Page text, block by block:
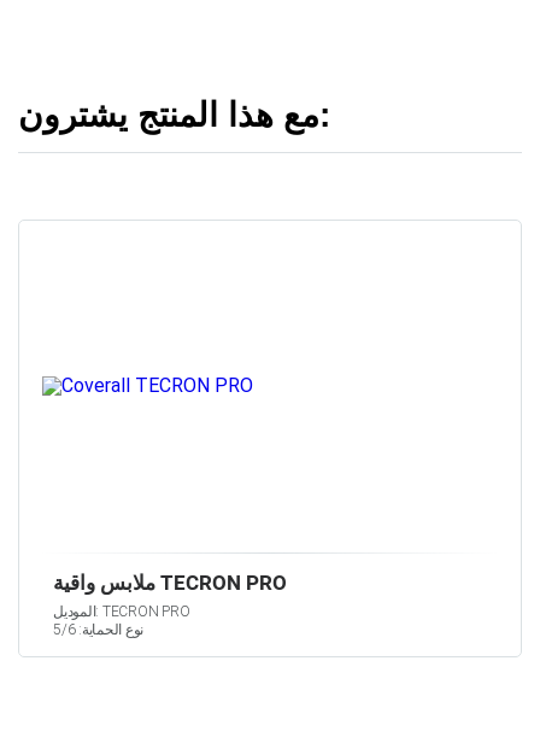
مع هذا المنتج يشترون:
ملابس واقية TECRON PRO
الموديل: TECRON PRO
نوع الحماية: 5/6